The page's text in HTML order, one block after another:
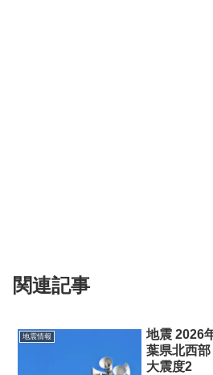
関連記事
地震情報
地震 2026
葉県北西
大震度2